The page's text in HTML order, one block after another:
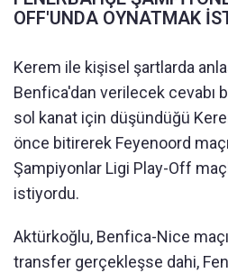
OFF'UNDA OYNATMAK
Kerem ile kişisel şartlarda
Benfica'dan verilecek cevabı
sol kanat için düşündüğü
önce bitirerek Feyenoord
Şampiyonlar Ligi Play-Off
istiyordu.
Aktürkoğlu, Benfica-Nice
transfer gerçekleşse dahi,